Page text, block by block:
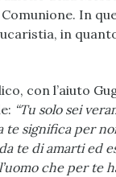
In
in
con l’aiuto
“Tu solo sei
significa per
te di amarti ed
che per te